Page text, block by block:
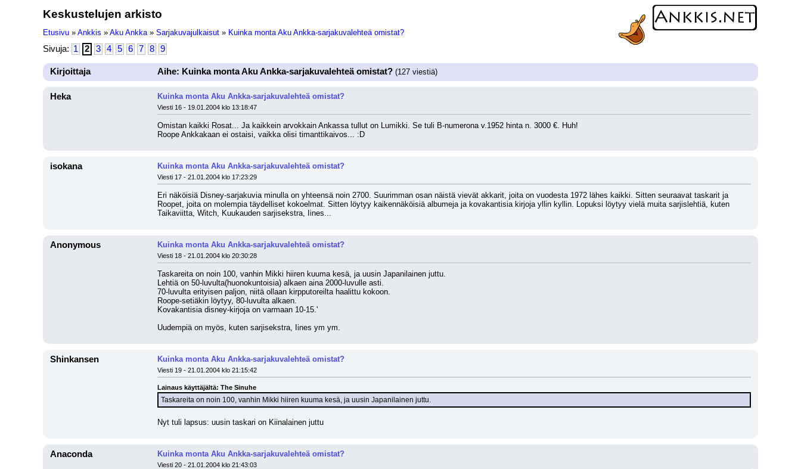
Keskustelujen arkisto
Etusivu » Ankkis » Aku Ankka » Sarjakuvajulkaisut » Kuinka monta Aku Ankka-sarjakuvalehteä omistat?
Sivuja: 1 2 3 4 5 6 7 8 9
Kirjoittaja Aihe: Kuinka monta Aku Ankka-sarjakuvalehteä omistat? (127 viestiä)
Heka Kuinka monta Aku Ankka-sarjakuvalehteä omistat?
Viesti 16 - 19.01.2004 klo 13:18:47
Omistan kaikki Rosat... Ja kaikkein arvokkain Ankassa tullut on Lumikki. Se tuli B-numerona v.1952 hinta n. 3000 €. Huh!
Roope Ankkakaan ei ostaisi, vaikka olisi timanttikaivos... :D
isokana Kuinka monta Aku Ankka-sarjakuvalehteä omistat?
Viesti 17 - 21.01.2004 klo 17:23:29
Eri näköisiä Disney-sarjakuvia minulla on yhteensä noin 2700. Suurimman osan näistä vievät akkarit, joita on vuodesta 1972 lähes kaikki. Sitten seuraavat taskarit ja
Roopet, joita on molempia täydelliset kokoelmat. Sitten löytyy kaikennäköisiä albumeja ja kovakantisia kirjoja yllin kyllin. Lopuksi löytyy vielä muita sarjislehtiä, kuten
Taikaviitta, Witch, Kuukauden sarjisekstra, Iines...
Anonymous Kuinka monta Aku Ankka-sarjakuvalehteä omistat?
Viesti 18 - 21.01.2004 klo 20:30:28
Taskareita on noin 100, vanhin Mikki hiiren kuuma kesä, ja uusin Japanilainen juttu.
Lehtiä on 50-luvulta(huonokuntoisia) alkaen aina 2000-luvulle asti.
70-luvulta erityisen paljon, niitä ollaan kirpputoreilta haalittu kokoon.
Roope-setiäkin löytyy, 80-luvulta alkaen.
Kovakantisia disney-kirjoja on varmaan 10-15.'
Uudempiä on myös, kuten sarjisekstra, Iines ym ym.
Shinkansen Kuinka monta Aku Ankka-sarjakuvalehteä omistat?
Viesti 19 - 21.01.2004 klo 21:15:42
Lainaus käyttäjältä: The Sinuhe
Taskareita on noin 100, vanhin Mikki hiiren kuuma kesä, ja uusin Japanilainen juttu.
Nyt tuli lapsus: uusin taskari on Kiinalainen juttu
Anaconda Kuinka monta Aku Ankka-sarjakuvalehteä omistat?
Viesti 20 - 21.01.2004 klo 21:43:03